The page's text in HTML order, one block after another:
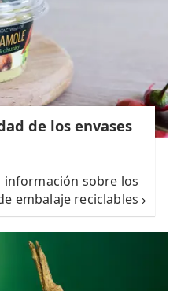
de los envases
información sobre los
embalaje reciclables